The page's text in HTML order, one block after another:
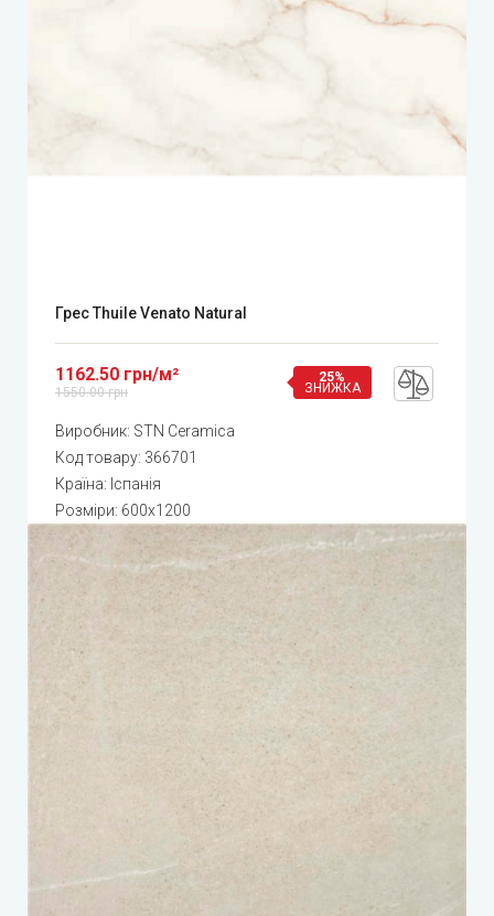
Грес Thuile Venato Natural
1162.50 грн/м²
1550.00 грн
25%
ЗНИЖКА
Виробник: STN Ceramica
Код товару: 366701
Країна: Іспанія
Розміри: 600x1200